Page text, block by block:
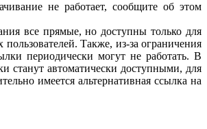
не работает, сообщите об этом
все прямые, но доступны только для
пользователей. Также, из-за ограничения
периодически могут не работать. В
станут автоматически доступными, для
имеется альтернативная ссылка на